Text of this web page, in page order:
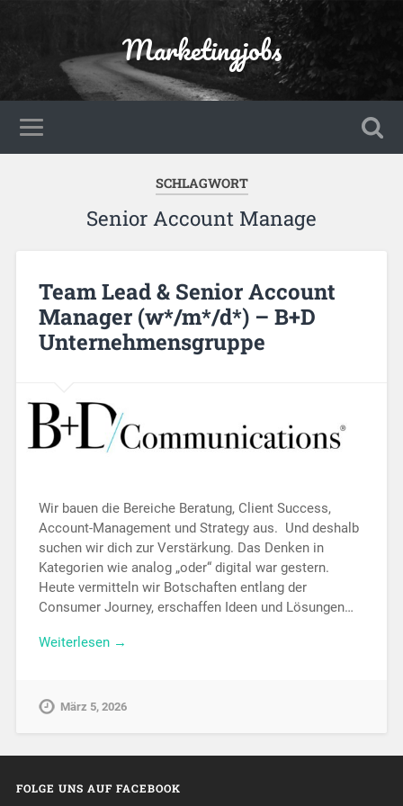
Marketingjobs
SCHLAGWORT
Senior Account Manage
Team Lead & Senior Account
Manager (w*/m*/d*) – B+D
Unternehmensgruppe
Wir bauen die Bereiche Beratung, Client Success,
Account-Management und Strategy aus. Und deshalb
suchen wir dich zur Verstärkung. Das Denken in
Kategorien wie analog „oder“ digital war gestern.
Heute vermitteln wir Botschaften entlang der
Consumer Journey, erschaffen Ideen und Lösungen…
Weiterlesen →
März 5, 2026
FOLGE UNS AUF FACEBOOK